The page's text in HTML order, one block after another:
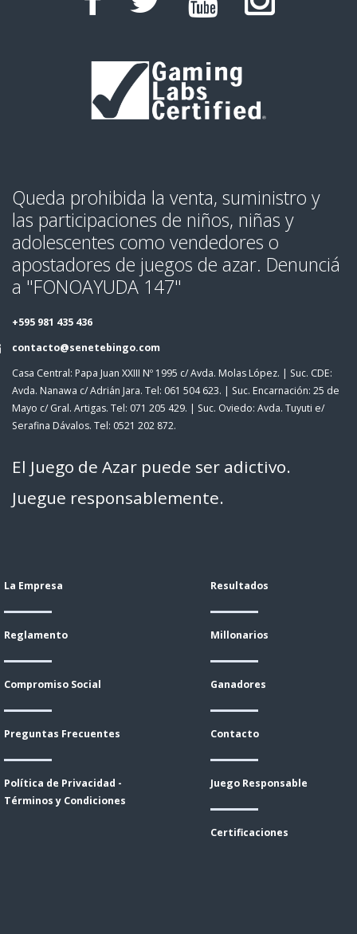
Queda prohibida la venta, suministro y
las participaciones de niños, niñas y
adolescentes como vendedores o
apostadores de juegos de azar. Denunciá
a "FONOAYUDA 147"
+595 981 435 436
contacto@senetebingo.com
Casa Central: Papa Juan XXIII Nº 1995 c/ Avda. Molas López. | Suc. CDE:
Avda. Nanawa c/ Adrián Jara. Tel: 061 504 623. | Suc. Encarnación: 25 de
Mayo c/ Gral. Artigas. Tel: 071 205 429. | Suc. Oviedo: Avda. Tuyuti e/
Serafina Dávalos. Tel: 0521 202 872.
El Juego de Azar puede ser adictivo.
Juegue responsablemente.
La Empresa
Reglamento
Compromiso Social
Preguntas Frecuentes
Política de Privacidad -
Términos y Condiciones
Resultados
Millonarios
Ganadores
Contacto
Juego Responsable
Certificaciones